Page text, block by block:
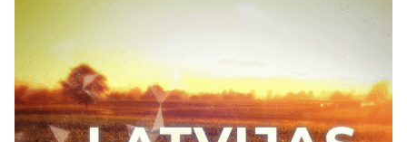
Kultūra